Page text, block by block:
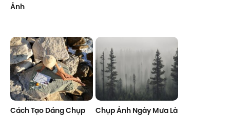
Ảnh
Cách Tạo Dáng Chụp
Chụp Ảnh Ngày Mưa Là